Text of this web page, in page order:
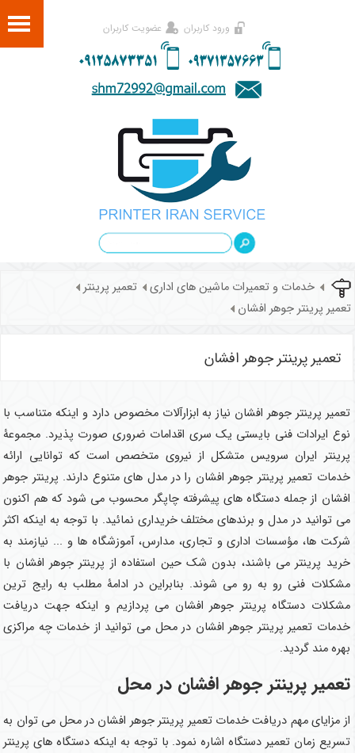
ورود کاربران عضویت کاربران
خدمات و تعمیرات ماشین های اداری
تعمیر پرینتر
تعمیر پرینتر جوهر افشان
تعمیر پرینتر جوهر افشان
تعمیر پرینتر جوهر افشان نیاز به ابزارآلات مخصوص دارد و اینکه متناسب با
نوع ایرادات فنی بایستی یک سری اقدامات ضروری صورت پذیرد. مجموعۀ
پرینتر ایران سرویس متشکل از نیروی متخصص است که توانایی ارائه
خدمات تعمیر پرینتر جوهر افشان را در مدل های متنوع دارند. پرینتر جوهر
افشان از جمله دستگاه های پیشرفته چاپگر محسوب می شود که هم اکنون
می توانید در مدل و برندهای مختلف خریداری نمائید. با توجه به اینکه اکثر
شرکت ها، مؤسسات اداری و تجاری، مدارس، آموزشگاه ها و ... نیازمند به
خرید پرینتر می باشند، بدون شک حین استفاده از پرینتر جوهر افشان با
مشکلات فنی رو به رو می شوند. بنابراین در ادامۀ مطلب به رایج ترین
مشکلات دستگاه پرینتر جوهر افشان می پردازیم و اینکه جهت دریافت
خدمات تعمیر پرینتر جوهر افشان در محل می توانید از خدمات چه مراکزی
بهره مند گردید.
تعمیر پرینتر جوهر افشان در محل
از مزایای مهم دریافت خدمات تعمیر پرینتر جوهر افشان در محل می توان به
تسریع زمان تعمیر دستگاه اشاره نمود. با توجه به اینکه دستگاه های پرینتر